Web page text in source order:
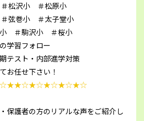
松沢小 ＃松原小
弦巻小 ＃太子堂小
＃駒沢小 ＃桜小
学習フォロー
テスト・内部進学対策
お任せ下さい！
保護者の方のリアルな声をご紹介し